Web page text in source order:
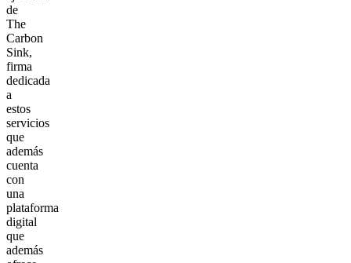
de
The
Carbon
Sink,
firma
dedicada
a
estos
servicios
que
además
cuenta
con
una
plataforma
digital
que
además